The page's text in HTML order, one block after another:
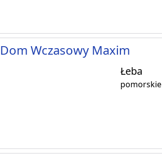
Dom Wczasowy Maxim
Łeba
pomorskie